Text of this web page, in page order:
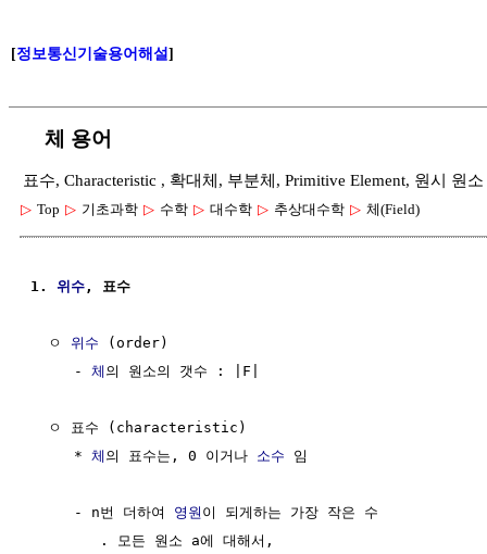
[정보통신기술용어해설]
체 용어
표수, Characteristic , 확대체, 부분체, Primitive Element, 원시 원소
▷ Top ▷ 기초과학 ▷ 수학 ▷ 대수학 ▷ 추상대수학 ▷ 체(Field)
1. 위수 , 표수
  ㅇ
위수 (order)
     -
체 의 원소의 갯수 : |F|
  ㅇ 표수 (characteristic)
     *
체 의 표수는, 0 이거나 소수 임
     - n번 더하여
영원 이 되게하는 가장 작은 수
        . 모든 원소 a에 대해서,